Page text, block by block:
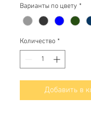
Варианты по цвету *
Количество *
Добавить в